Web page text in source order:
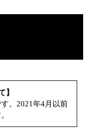
】
。2021年4月以前